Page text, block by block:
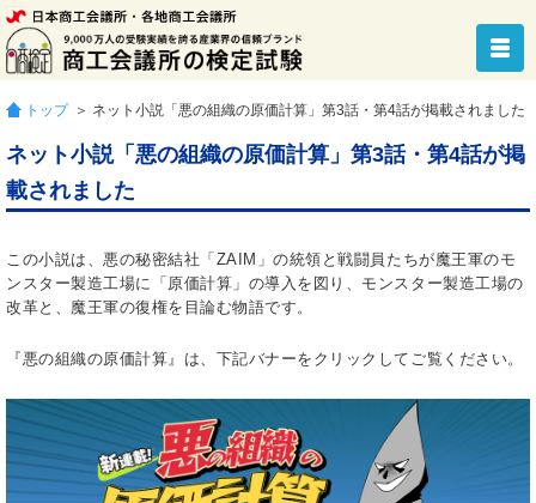
トップ ＞ ネット小説「悪の組織の原価計算」第3話・第4話が掲載されました
ネット小説「悪の組織の原価計算」第3話・第4話が掲
載されました
この小説は、悪の秘密結社「ZAIM」の統領と戦闘員たちが魔王軍のモ
ンスター製造工場に「原価計算」の導入を図り、モンスター製造工場の
改革と、魔王軍の復権を目論む物語です。
『悪の組織の原価計算』は、下記バナーをクリックしてご覧ください。